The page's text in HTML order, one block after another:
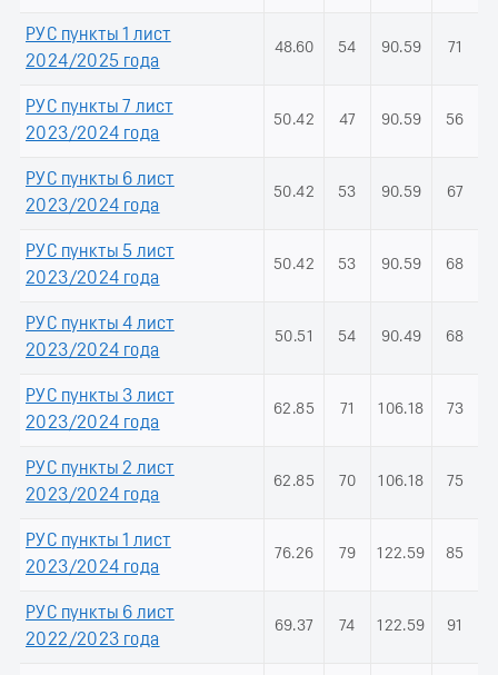
РУС пункты 1 лист
2024/2025 года
48.60 54 90.59 71
РУС пункты 7 лист
2023/2024 года
50.42 47 90.59 56
РУС пункты 6 лист
2023/2024 года
50.42 53 90.59 67
РУС пункты 5 лист
2023/2024 года
50.42 53 90.59 68
РУС пункты 4 лист
2023/2024 года
50.51 54 90.49 68
РУС пункты 3 лист
2023/2024 года
62.85 71 106.18 73
РУС пункты 2 лист
2023/2024 года
62.85 70 106.18 75
РУС пункты 1 лист
2023/2024 года
76.26 79 122.59 85
РУС пункты 6 лист
2022/2023 года
69.37 74 122.59 91